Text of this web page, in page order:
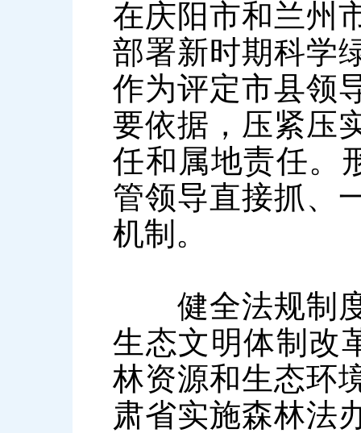
在庆阳市和兰州
部署新时期科学
作为评定市县领
要依据，压紧压
任和属地责任。
管领导直接抓、
机制。
健全法规制度
生态文明体制改
林资源和生态环
肃省实施森林法